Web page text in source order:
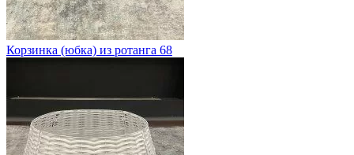
Корзинка (юбка) из ротанга 68